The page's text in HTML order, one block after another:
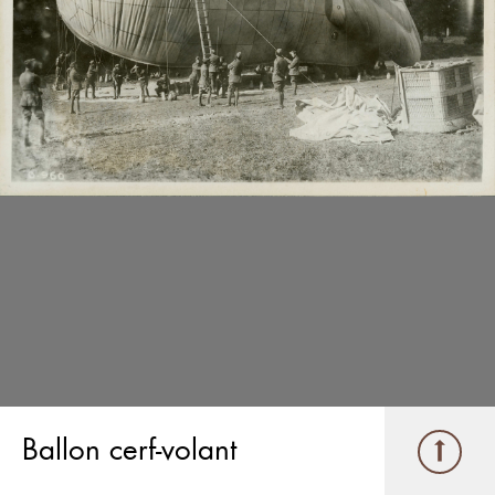
Ballon cerf-volant